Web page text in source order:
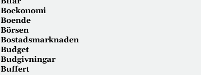
Boekonomi
Boende
Börsen
Bostadsmarknaden
Budget
Budgivningar
Buffert